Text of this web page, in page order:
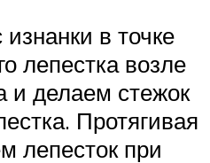
в точке
лепестка возле
и делаем стежок
Протягивая
лепесток при